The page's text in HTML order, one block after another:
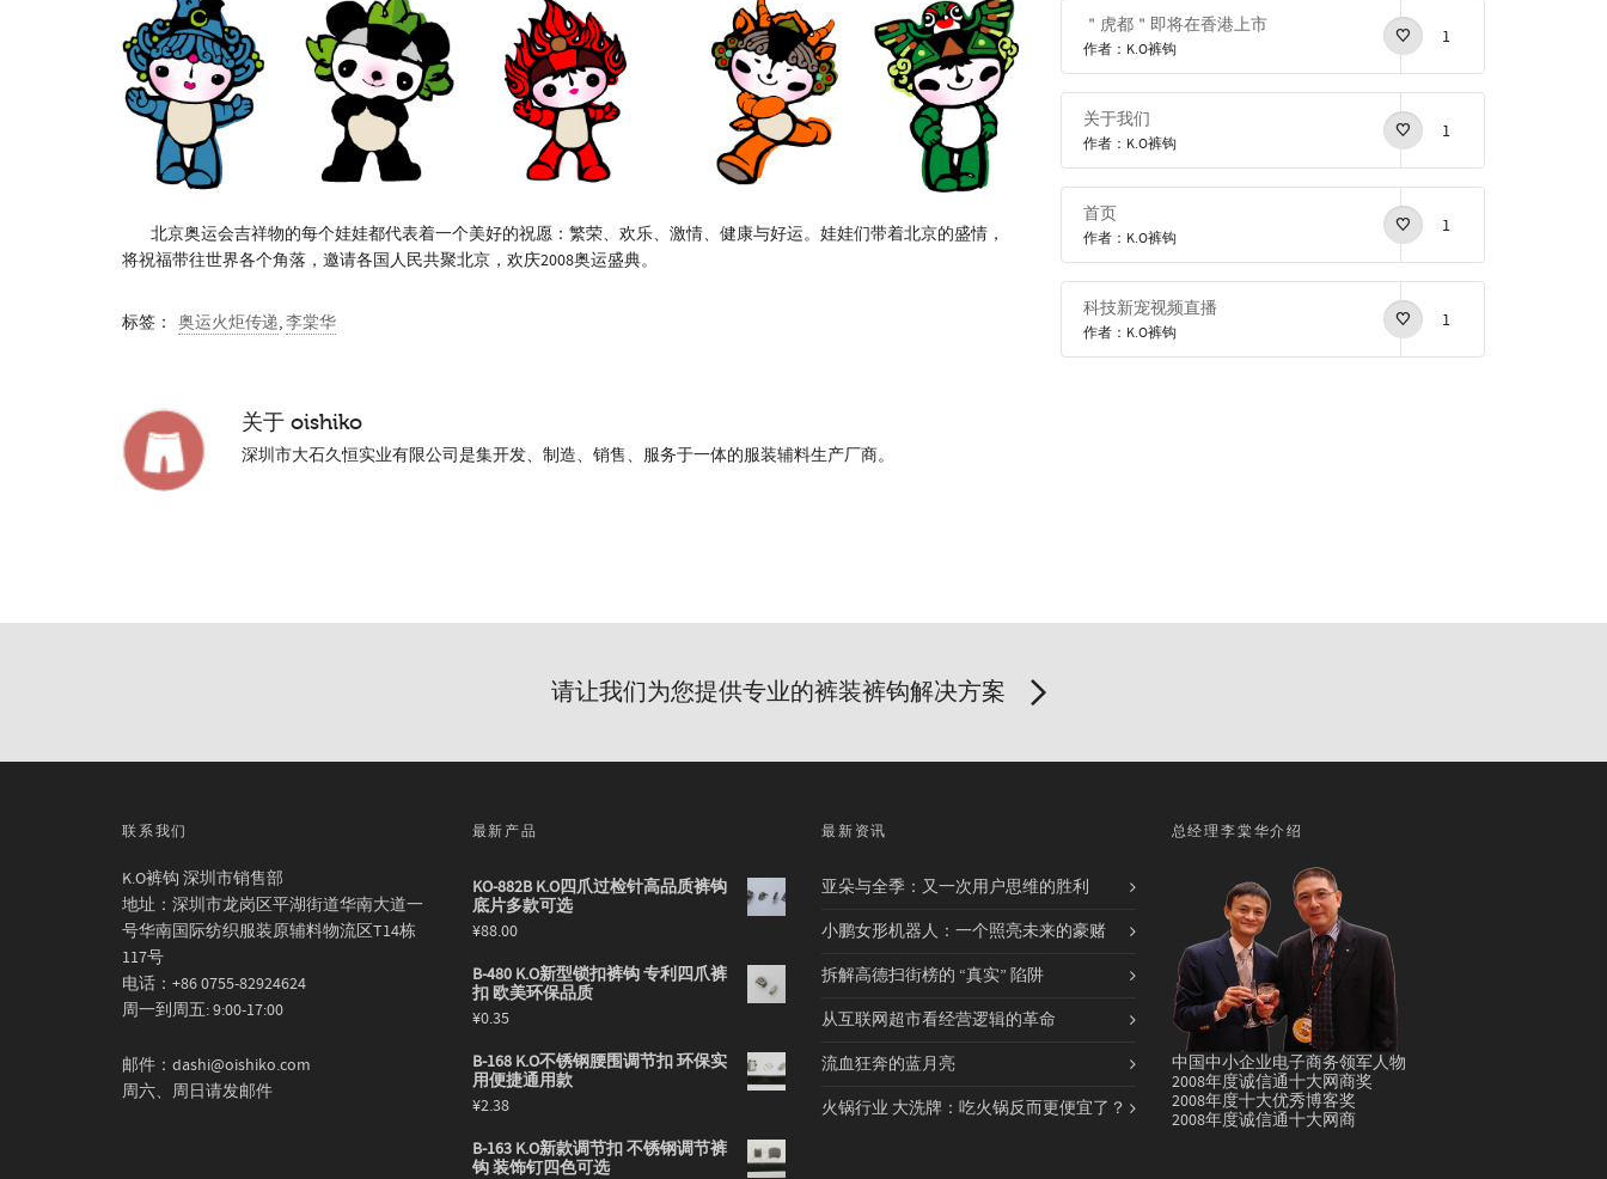
北京奥运会吉祥物的每个娃娃都代表着一个美好的祝愿：繁荣、欢乐、激情、健康与好运。娃娃们带着北京的盛情，
将祝福带往世界各个角落，邀请各国人民共聚北京，欢庆2008奥运盛典。
标签： 奥运火炬传递,李棠华
关于 oishiko
深圳市大石久恒实业有限公司是集开发、制造、销售、服务于一体的服装辅料生产厂商。
＂虎都＂即将在香港上市
作者：K.O裤钩
1
关于我们
作者：K.O裤钩
1
首页
作者：K.O裤钩
1
科技新宠视频直播
作者：K.O裤钩
1
请让我们为您提供专业的裤装裤钩解决方案
联系我们
K.O裤钩 深圳市销售部
地址：深圳市龙岗区平湖街道华南大道一
号华南国际纺织服装原辅料物流区T14栋
117号
电话：+86 0755-82924624
周一到周五: 9:00-17:00
邮件：dashi@oishiko.com
周六、周日请发邮件
最新产品
KO-882B K.O四爪过检针高品质裤钩
底片多款可选
¥88.00
B-480 K.O新型锁扣裤钩 专利四爪裤
扣 欧美环保品质
¥0.35
B-168 K.O不锈钢腰围调节扣 环保实
用便捷通用款
¥2.38
B-163 K.O新款调节扣 不锈钢调节裤
钩 装饰钉四色可选
最新资讯
亚朵与全季：又一次用户思维的胜利
小鹏女形机器人：一个照亮未来的豪赌
拆解高德扫街榜的 “真实” 陷阱
从互联网超市看经营逻辑的革命
流血狂奔的蓝月亮
火锅行业 大洗牌：吃火锅反而更便宜了？
总经理李棠华介绍
中国中小企业电子商务领军人物
2008年度诚信通十大网商奖
2008年度十大优秀博客奖
2008年度诚信通十大网商